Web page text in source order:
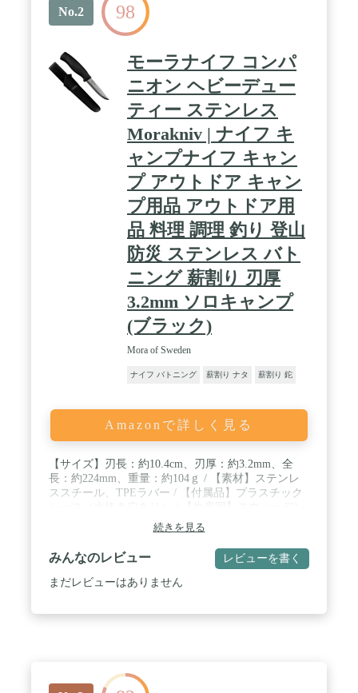
No.2 98
モーラナイフ コンパ
ニオン ヘビーデュー
ティー ステンレス
Morakniv | ナイフ キ
ャンプナイフ キャン
プ アウトドア キャン
プ用品 アウトドア用
品 料理 調理 釣り 登山
防災 ステンレス バト
ニング 薪割り 刃厚
3.2mm ソロキャンプ
(ブラック)
Mora of Sweden
ナイフ バトニング 薪割り ナタ 薪割り 鉈
Amazonで詳しく見る
【サイズ】刃長：約10.4cm、刃厚：約3.2mm、全
長：約224mm、重量：約104ｇ / 【素材】ステンレ
ススチール、TPEラバー / 【付属品】プラスチック
/ 実用派からも高く支持される高性能で高コスパな
モデル。ブレードの刃厚は3.2ｍｍとタフな作業にも
応える抜群の安定感と切れ味を両立し頼れる1本で
す。通常のコンパニオンに比べ、グリップも若干太
く安心感ある握り心地も特徴。 / 人間工学に基づい
刃はスウェーデンで長く評価されてきた高品質のス
続きを見る
みんなのレビュー レビューを書く
まだレビューはありません